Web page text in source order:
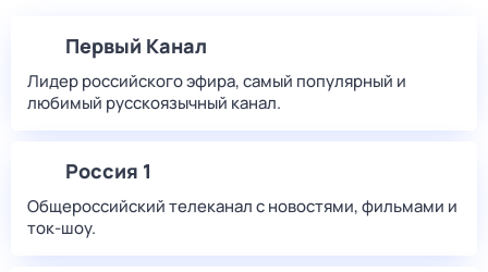
Первый Канал
Лидер российского эфира, самый популярный и
любимый русскоязычный канал.
Россия 1
Общероссийский телеканал с новостями, фильмами и
ток-шоу.